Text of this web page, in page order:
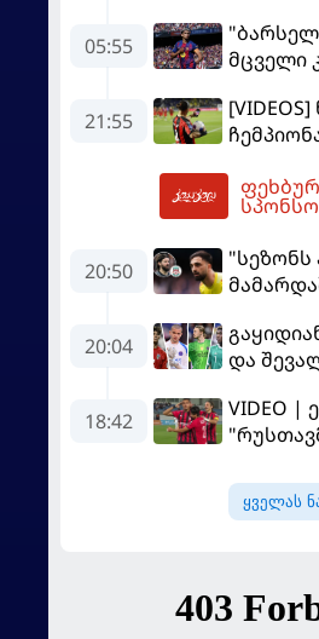
05:55
მცველი
21:55
MVP
20:50
"სეზონს
მეკარემ
20:04
და
18:42
VIDEO |
მოიგო,
ყველას